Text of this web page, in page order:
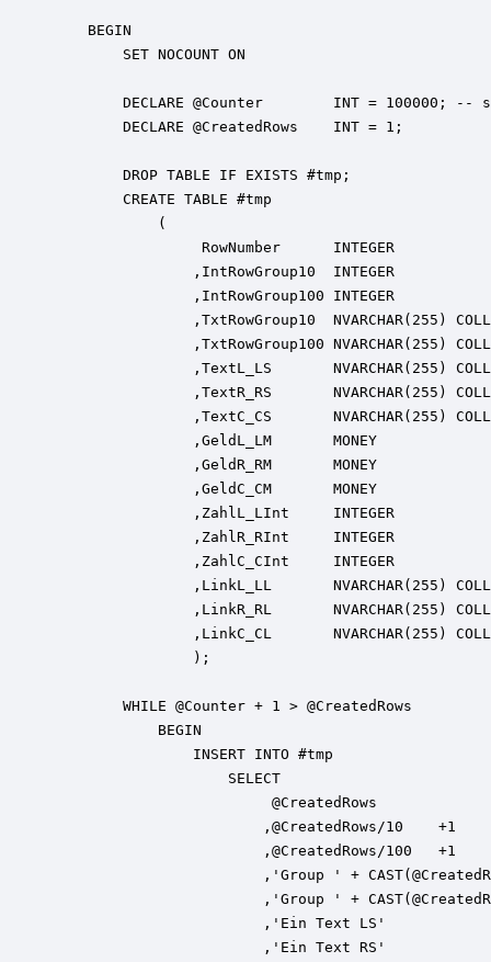
BEGIN
SET NOCOUNT ON
DECLARE @Counter        INT = 100000; --
DECLARE @CreatedRows    INT = 1;
DROP TABLE IF EXISTS #tmp;
CREATE TABLE #tmp
(
RowNumber      INTEGER
,IntRowGroup10  INTEGER
,IntRowGroup100 INTEGER
,TxtRowGroup10  NVARCHAR(255) COLLATE
,TxtRowGroup100 NVARCHAR(255) COLLATE
,TextL_LS       NVARCHAR(255) COLLATE
,TextR_RS       NVARCHAR(255) COLLATE
,TextC_CS       NVARCHAR(255) COLLATE
,GeldL_LM       MONEY
,GeldR_RM       MONEY
,GeldC_CM       MONEY
,ZahlL_LInt     INTEGER
,ZahlR_RInt     INTEGER
,ZahlC_CInt     INTEGER
,LinkL_LL       NVARCHAR(255) COLLATE
,LinkR_RL       NVARCHAR(255) COLLATE
,LinkC_CL       NVARCHAR(255) COLLATE
);
WHILE @Counter + 1 > @CreatedRows
BEGIN
INSERT INTO #tmp
SELECT
@CreatedRows
,@CreatedRows/10    +1
,@CreatedRows/100   +1
,'Group ' + CAST(@CreatedRows/10 + 1
,'Group ' + CAST(@CreatedRows/100 + 1
,'Ein Text LS'
,'Ein Text RS'